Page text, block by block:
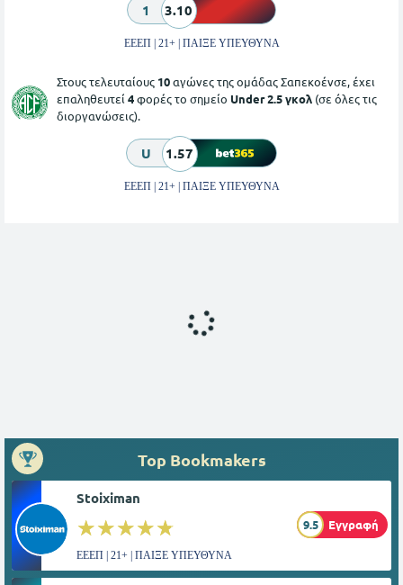
1 3.10
ΕΕΕΠ | 21+ | ΠΑΙΞΕ ΥΠΕΥΘΥΝΑ
Στους τελευταίους 10αγώνες της ομάδας Σαπεκοένσε, έχει
επαληθευτεί 4φορές το σημείο Under 2.5 γκολ (σε όλες τις
διοργανώσεις).
U 1.57
ΕΕΕΠ | 21+ | ΠΑΙΞΕ ΥΠΕΥΘΥΝΑ
Top Bookmakers
Stoiximan
☆☆☆☆☆
★★★★★ 9.5 Εγγραφή
ΕΕΕΠ | 21+ | ΠΑΙΞΕ ΥΠΕΥΘΥΝΑ